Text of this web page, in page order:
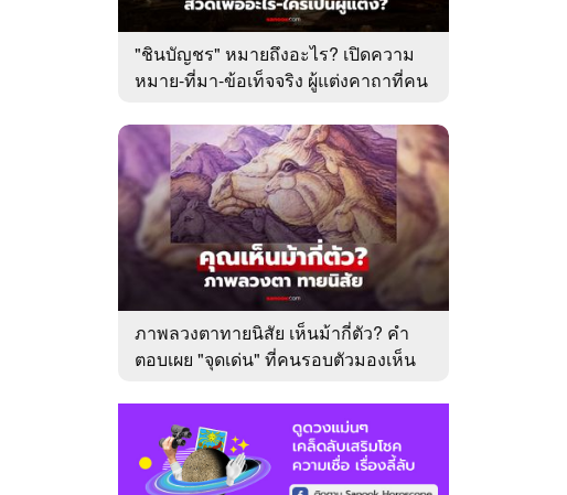
"ชินบัญชร" หมายถึงอะไร? เปิดความ
หมาย-ที่มา-ข้อเท็จจริง ผู้แต่งคาถาที่คน
ภาพลวงตาทายนิสัย เห็นม้ากี่ตัว? คำ
ตอบเผย "จุดเด่น" ที่คนรอบตัวมองเห็น